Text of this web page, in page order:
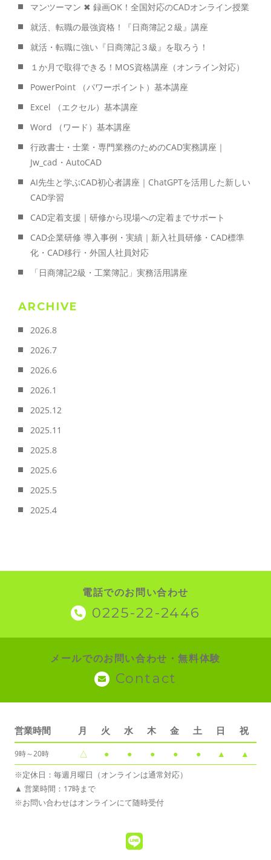
マンツーマン ✖ 録画OK！全国対応のCADオンライン授業
就活、転職の最強資格！『日商簿記２級』講座
就活・転職に強い『日商簿記３級』を取ろう！
１か月で取得できる！MOS資格講座（オンライン対応）
PowerPoint （パワーポイント）基本講座
Excel （エクセル）基本講座
Word （ワード）基本講座
行政書士・士業・専門業務のためのCAD実務講座｜
Jw_cad・AutoCAD
AI先生と学ぶCAD初心者講座｜ChatGPTを活用した新しい
CAD学習
CAD定着支援｜研修から現場への定着までサポート
CAD企業研修 導入事例・実績｜新入社員研修・CAD標準
化・CAD移行・外国人社員対応
「日商簿記2級・工業簿記」実務活用講座
ARCHIVE
2026.8
2026.7
2026.6
2026.1
2025.12
2025.11
2025.8
2025.6
2025.5
2025.4
電話でのお問い合わせ
0225-22-2446
メールでのお問い合わせ・無料体験
Contact
営業時間 月 火 水 木 金 土 日 祝
9時～20時 △ ● ● ● ● ● ▲ ▲
※定休日：毎週月曜日（オンラインは通常対応）
▲ 営業時間：17時まで
※お問い合わせはオンラインにて随時受付